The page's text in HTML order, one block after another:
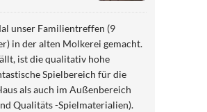
unser Familientreffen (9
ist die qualitativ hohe
für die
als auch im Außenbereich
Qualitäts -Spielmaterialien).